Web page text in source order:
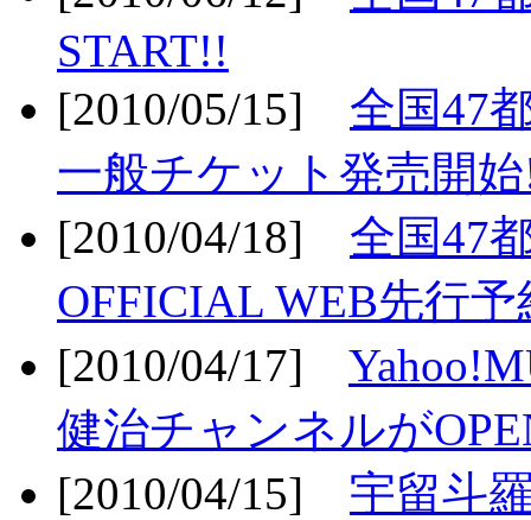
START!!
[2010/05/15] 全国47
一般チケット発売開
[2010/04/18] 全国47
OFFICIAL WEB先行
[2010/04/17]
健治チャンネルが
[2010/04/15] 宇留斗